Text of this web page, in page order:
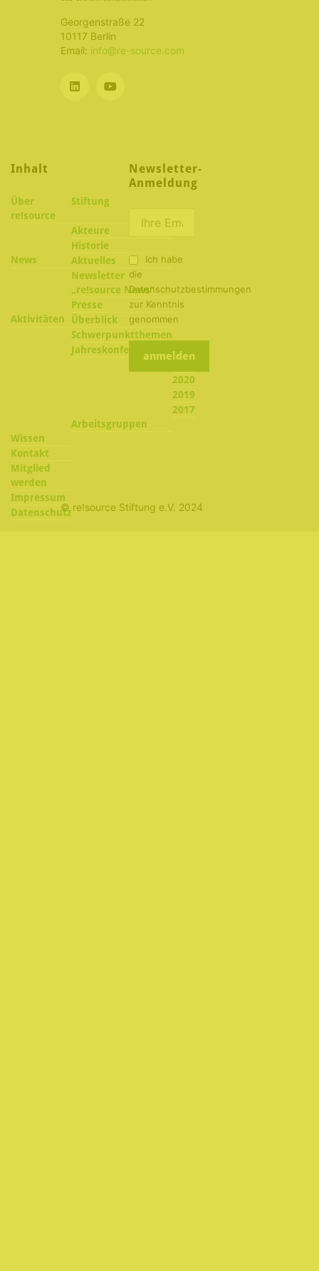
Georgenstraße 22
10117 Berlin
Email: info@re-source.com
Inhalt
Über
re!source
Stiftung
Akteure
Historie
News
Aktuelles
Newsletter
„re!source News“
Presse
Aktivitäten
Überblick
Schwerpunktthemen
Jahreskonferenzen
2022
2020
2019
2017
Arbeitsgruppen
Wissen
Kontakt
Mitglied
werden
Impressum
Datenschutz
Newsletter-
Anmeldung
Ich habe
die
Datenschutzbestimmungen
zur Kenntnis
genommen
© re!source Stiftung e.V. 2024